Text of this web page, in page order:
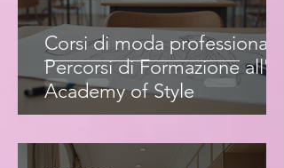
Corsi di moda professionale:
Percorsi di Formazione all'Iris
Academy of Style